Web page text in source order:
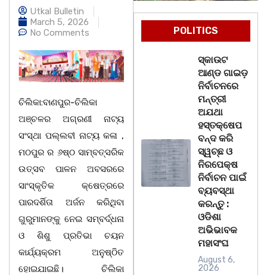
Utkal Bulletin
March 5, 2026
No Comments
ଚିଲିକା:ବାଣପୁର-ଚିଲିକା
ଅଞ୍ଚଳର ଅଗ୍ରଣୀ ନାଟ୍ୟ
ସଂସ୍ଥା ପଲ୍ଲବୀ ନାଟ୍ୟ କଳା ,
ମଠପୁର ର ୬ଷ୍ଠ ସାମ୍ବତ୍ସରିକ
ଉତ୍ସବ ପାଳନ ଅବସରରେ
ସାଂସ୍କୃତିକ କ୍ଷେତ୍ରରେ
ପାରଦର୍ଶିତା ଅର୍ଜନ କରିଥିବା
ଗୁରୁମାନଙ୍କୁ ନେଇ ସମ୍ବର୍ଦ୍ଧନା
ଓ ଶିଶୁ ପ୍ରତିଭା ଚୟନ
କାର୍ଯ୍ୟକ୍ରମ ଅନୁଷ୍ଠିତ
ହୋଇଯାଇଛି। ଚିଲିକା
POLITICS
ସ୍କାଉଟ
ଆଣ୍ଡ ଗାଇଡ଼
ନିର୍ବାଚନରେ
ମନ୍ତ୍ରୀ
ଅଯଥା
ହସ୍ତକ୍ଷେପ
ବନ୍ଦ କରି
ସ୍ୱଚ୍ଛ ଓ
ନିରପେକ୍ଷ
ନିର୍ବାଚନ ପାଇଁ
ବ୍ୟବସ୍ଥା
କରନ୍ତୁ :
ଓଡିଶା
ଅଭିଭାବକ
ମହାସଂଘ
August 6,
2026